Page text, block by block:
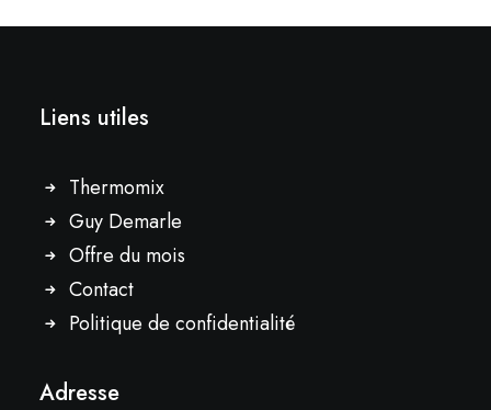
Liens utiles
Thermomix
Guy Demarle
Offre du mois
Contact
Politique de confidentialité
Adresse